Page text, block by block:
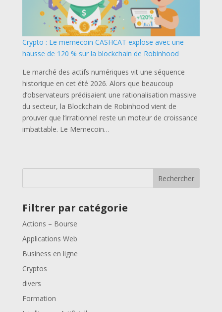
Crypto : Le memecoin CASHCAT explose avec une
hausse de 120 % sur la blockchain de Robinhood
Le marché des actifs numériques vit une séquence
historique en cet été 2026. Alors que beaucoup
d’observateurs prédisaient une rationalisation massive
du secteur, la Blockchain de Robinhood vient de
prouver que l’irrationnel reste un moteur de croissance
imbattable. Le Memecoin…
Rechercher
Filtrer par catégorie
Actions – Bourse
Applications Web
Business en ligne
Cryptos
divers
Formation